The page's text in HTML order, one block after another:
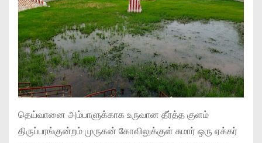
தெய்வானை அம்பாளுக்காக உருவான தீர்த்த குளம்
திருப்பரங்குன்றம் முருகன் கோவிலுக்குள் சுமார் ஒரு ஏக்கர்